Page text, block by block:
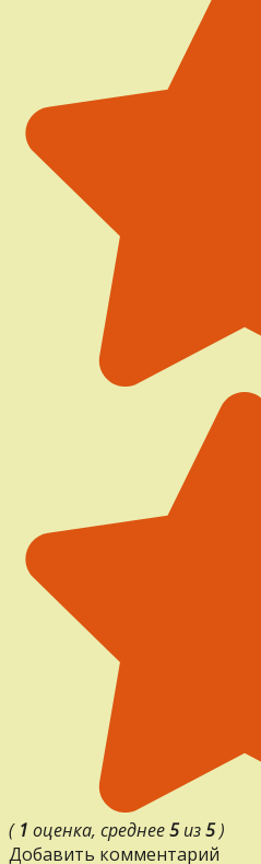
( 1 оценка, среднее5из5)
Добавить комментарий